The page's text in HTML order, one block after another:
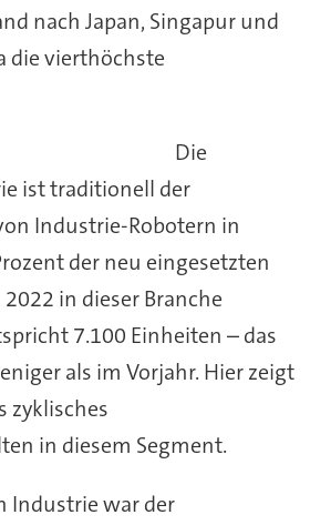
nach Japan, Singapur und
die vierthöchste
Die
ist traditionell der
Industrie-Robotern in
der neu eingesetzten
in dieser Branche
7.100 Einheiten – das
als im Vorjahr. Hier zeigt
zyklisches
in diesem Segment.
Industrie war der